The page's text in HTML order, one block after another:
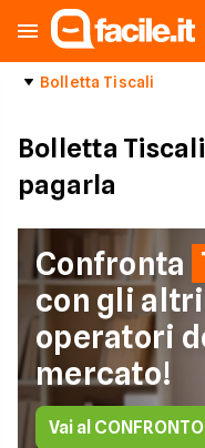
Bolletta Tiscali
Bolletta
pagarla
Confronta
con gli altri
operatori
mercato!
Vai al CONFRONTO